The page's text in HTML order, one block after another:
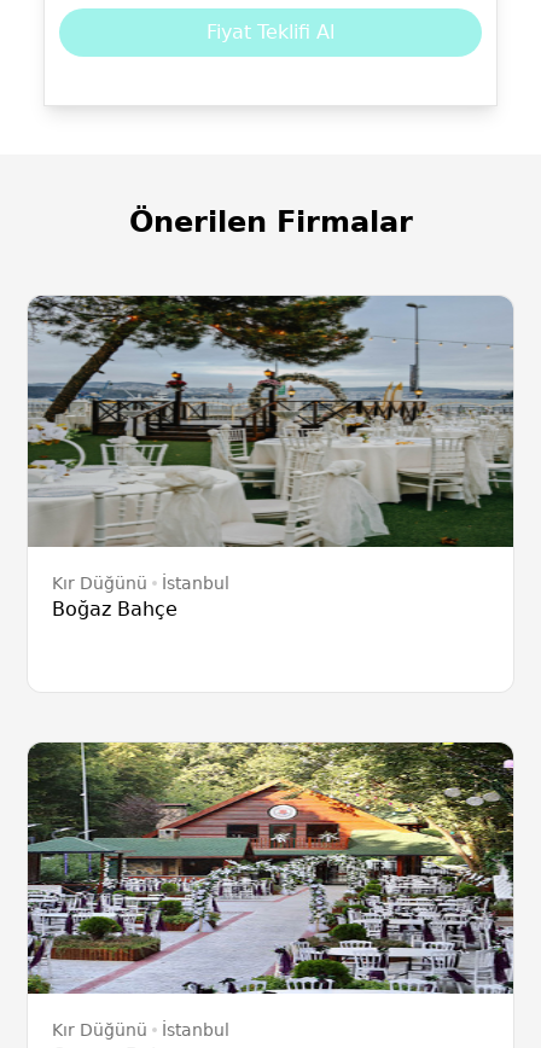
Fiyat Teklifi Al
Önerilen Firmalar
Kır Düğünü İstanbul
Boğaz Bahçe
Kır Düğünü İstanbul